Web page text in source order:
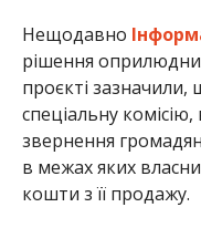
Нещодавно
рішення
проєкті
спеціальну
звернення
в межах яких
кошти з її продажу.